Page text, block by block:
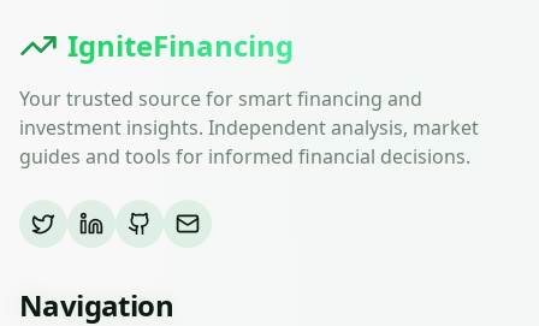
IgniteFinancing
Your trusted source for smart financing and
investment insights. Independent analysis, market
guides and tools for informed financial decisions.
Navigation